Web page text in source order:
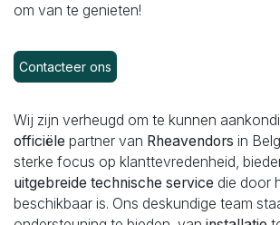
om van te genieten!
Contacteer ons
Wij zijn verheugd om te kunnen
officiële partner van Rheavendors in
sterke focus op klanttevredenheid,
uitgebreide technische service die door
beschikbaar is. Ons deskundige team